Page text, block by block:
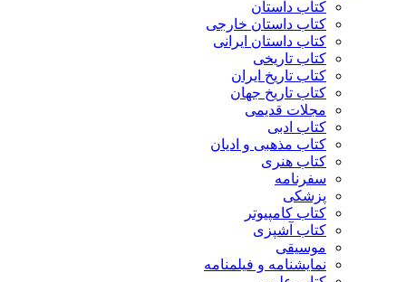
کتاب داستان
کتاب داستان خارجی
کتاب داستان ایرانی
کتاب تاریخی
کتاب تاریخ ایران
کتاب تاریخ جهان
مجلات قدیمی
کتاب ادبی
کتاب مذهبی و ادیان
کتاب هنری
سفرنامه
پزشکی
کتاب کامپیوتر
کتاب آشپزی
موسیقی
نمایشنامه و فیلمنامه